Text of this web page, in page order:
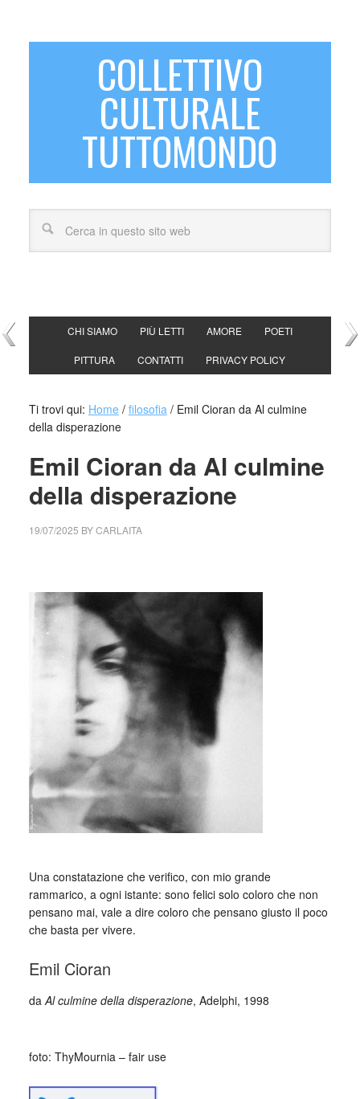
COLLETTIVO
CULTURALE
TUTTOMONDO
CHI SIAMO PIÙ LETTI AMORE POETI
PITTURA CONTATTI PRIVACY POLICY
Ti trovi qui: Home / filosofia /Emil Cioran da Al culmine
della disperazione
Emil Cioran da Al culmine
della disperazione
19/07/2025 BYCARLAITA
Una constatazione che verifico, con mio grande
rammarico, a ogni istante: sono felici solo coloro che non
pensano mai, vale a dire coloro che pensano giusto il poco
che basta per vivere.
Emil Cioran
daAl culmine della disperazione, Adelphi, 1998
foto: ThyMournia – fair use